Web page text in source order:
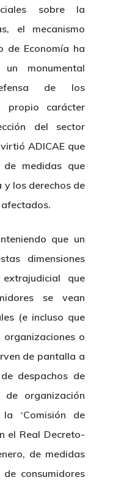
sobre la
el mecanismo
de Economía ha
monumental
de los
propio carácter
del sector
ADICAE que
de medidas que
y los derechos de
que un
dimensiones
que
se vean
(e incluso que
organizaciones o
de pantalla a
despachos de
de organización
la ‘Comisión de
el Real Decreto-
de medidas
consumidores